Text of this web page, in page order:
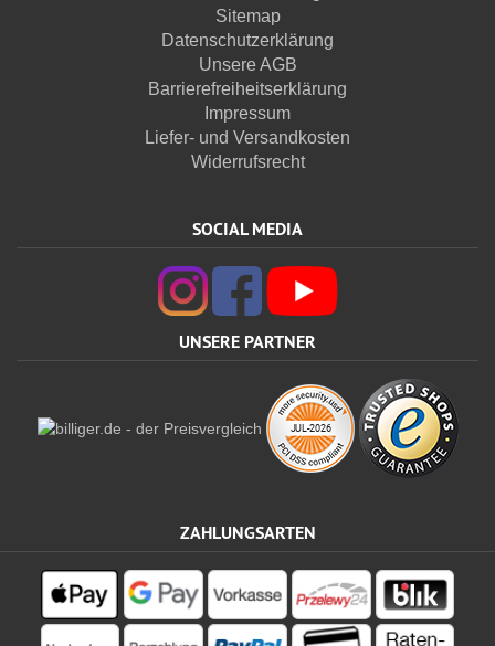
Sitemap
Datenschutzerklärung
Unsere AGB
Barrierefreiheitserklärung
Impressum
Liefer- und Versandkosten
Widerrufsrecht
SOCIAL MEDIA
UNSERE PARTNER
ZAHLUNGSARTEN